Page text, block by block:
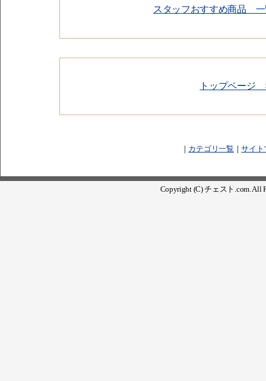
スタッフおすすめ商品
トップページ
｜ カテゴリ一覧 ｜サイト
Copyright (C) チェスト.com. All